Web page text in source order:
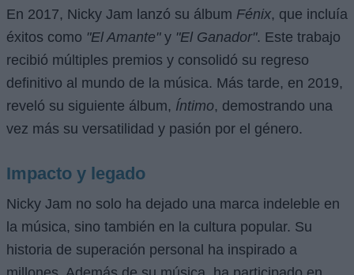
En 2017, Nicky Jam lanzó su álbum Fénix, que incluía
éxitos como "El Amante"y "El Ganador". Este trabajo
recibió múltiples premios y consolidó su regreso
definitivo al mundo de la música. Más tarde, en 2019,
reveló su siguiente álbum, Íntimo, demostrando una
vez más su versatilidad y pasión por el género.
Impacto y legado
Nicky Jam no solo ha dejado una marca indeleble en
la música, sino también en la cultura popular. Su
historia de superación personal ha inspirado a